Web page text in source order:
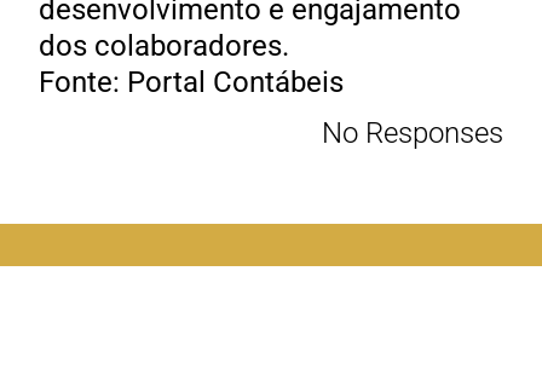
desenvolvimento e engajamento
dos colaboradores.
Fonte: Portal Contábeis
No Responses